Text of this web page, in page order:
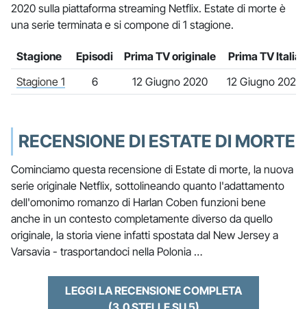
2020 sulla piattaforma streaming Netflix. Estate di morte è
una serie terminata e si compone di 1 stagione.
Stagione Episodi Prima TV originale
Prima TV Italia
Stagione 1
6 12 Giugno 2020 12 Giugno 2020
RECENSIONE DI ESTATE DI MORTE
Cominciamo questa recensione di Estate di morte, la nuova
serie originale Netflix, sottolineando quanto l'adattamento
dell'omonimo romanzo di Harlan Coben funzioni bene
anche in un contesto completamente diverso da quello
originale, la storia viene infatti spostata dal New Jersey a
Varsavia - trasportandoci nella Polonia …
LEGGI LA RECENSIONE COMPLETA